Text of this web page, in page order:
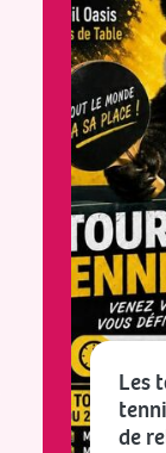
Les
de